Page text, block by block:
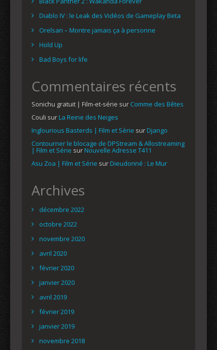
Diablo IV : le Leak des Vidéos de Gameplay Beta
Orelsan – Montre jamais ça à personne
Hold Up
Bad Boys for life
Commentaires récents
Sonichu gratuit | Film-et-série sur Comme des Bêtes
Couli surLa Reine des Neiges
Inglourious Basterds | Film et Série surDjango
Contourner le blocage de DPStream & Allostreaming
| Film et Série surNouvelle Adresse T411
Asu Zoa | Film et Série surDieudonné : Le Mur
Archives
décembre 2022
octobre 2022
novembre 2020
avril 2020
février 2020
janvier 2020
avril 2019
février 2019
janvier 2019
novembre 2018